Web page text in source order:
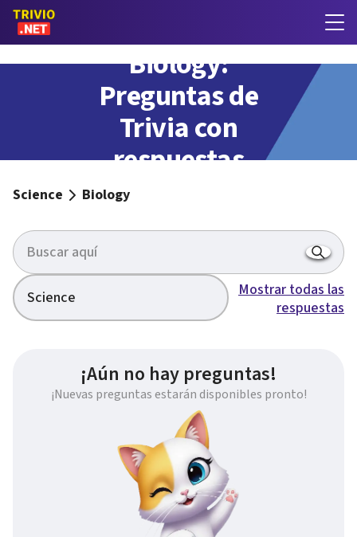
Biology:
Preguntas de
Trivia con
respuestas
Science Biology
Science
Mostrar todas las
respuestas
¡Aún no hay preguntas!
¡Nuevas preguntas estarán disponibles pronto!